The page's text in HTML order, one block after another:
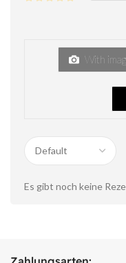
With
Es gibt noch keine